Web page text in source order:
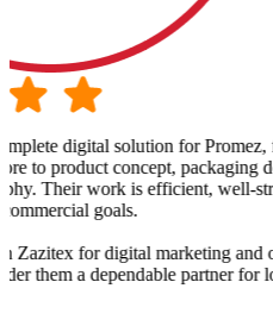
for Promez, from our
packaging design, and
efficient, well-structured,
marketing and ongoing
partner for long-term